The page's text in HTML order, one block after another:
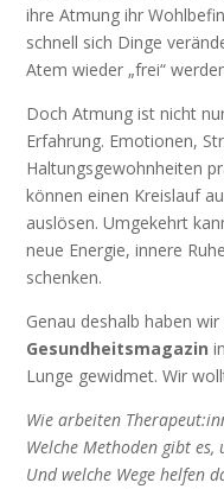
ihre Atmung ihr
schnell sich Dinge
Atem wieder „frei“
Doch Atmung ist nicht
Erfahrung. Emotionen,
Haltungsgewohnheiten
können einen Kreislauf
auslösen. Umgekehrt
neue Energie, innere
schenken.
Genau deshalb haben
Gesundheitsmagazin
Lunge gewidmet. Wir
Wie arbeiten
Welche Methoden gibt es,
Und welche Wege helfen